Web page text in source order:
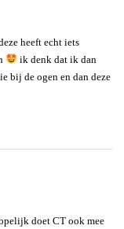
heeft echt iets
ik denk dat ik dan
bij de ogen en dan deze
doet CT ook mee